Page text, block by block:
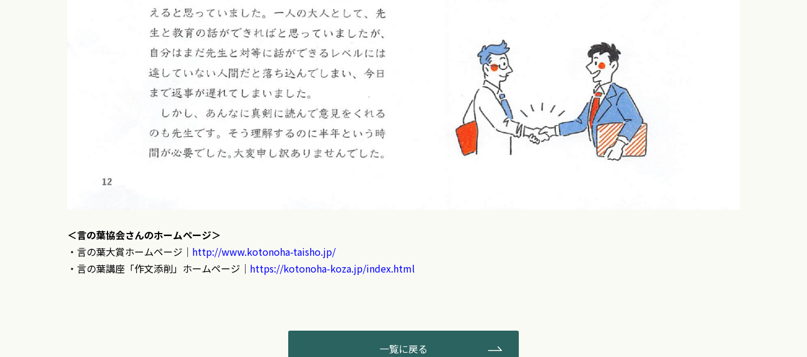
＜言の葉協会さんのホームページ＞
・言の葉大賞ホームページ｜ http://www.kotonoha-taisho.jp/
・言の葉講座「作文添削」ホームページ｜ https://kotonoha-koza.jp/index.html
一覧に戻る